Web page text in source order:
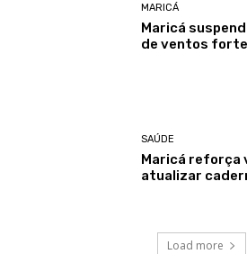
MARICÁ
Maricá
de ventos
SAÚDE
Maricá reforça
atualizar
Load more